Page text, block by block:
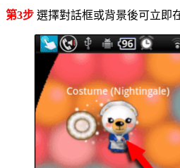
第3步 選擇對話框或背景後可立即